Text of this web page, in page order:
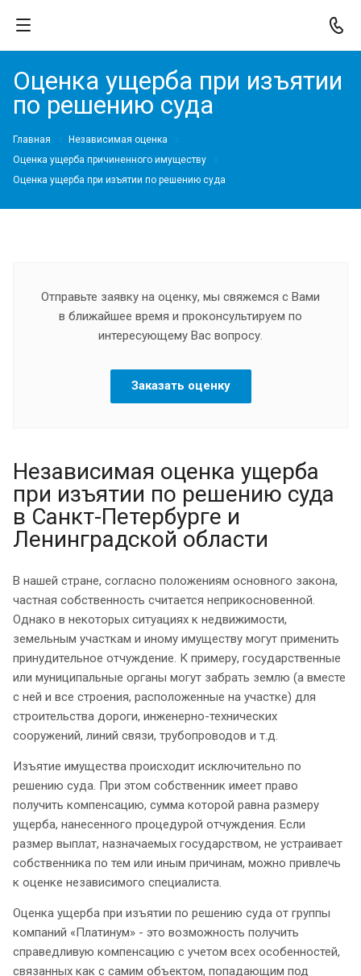
Оценка ущерба при изъятии
по решению суда
Главная
Независимая оценка
Оценка ущерба причиненного имуществу
Оценка ущерба при изъятии по решению суда
Отправьте заявку на оценку, мы свяжемся с Вами
в ближайшее время и проконсультируем по
интересующему Вас вопросу.
Заказать оценку
Независимая оценка ущерба
при изъятии по решению суда
в Санкт-Петербурге и
Ленинградской области
В нашей стране, согласно положениям основного закона,
частная собственность считается неприкосновенной.
Однако в некоторых ситуациях к недвижимости,
земельным участкам и иному имуществу могут применить
принудительное отчуждение. К примеру, государственные
или муниципальные органы могут забрать землю (а вместе
с ней и все строения, расположенные на участке) для
строительства дороги, инженерно-технических
сооружений, линий связи, трубопроводов и т.д.
Изъятие имущества происходит исключительно по
решению суда. При этом собственник имеет право
получить компенсацию, сумма которой равна размеру
ущерба, нанесенного процедурой отчуждения. Если
размер выплат, назначаемых государством, не устраивает
собственника по тем или иным причинам, можно привлечь
к оценке независимого специалиста.
Оценка ущерба при изъятии по решению суда от группы
компаний «Платинум» - это возможность получить
справедливую компенсацию с учетом всех особенностей,
связанных как с самим объектом, попадающим под